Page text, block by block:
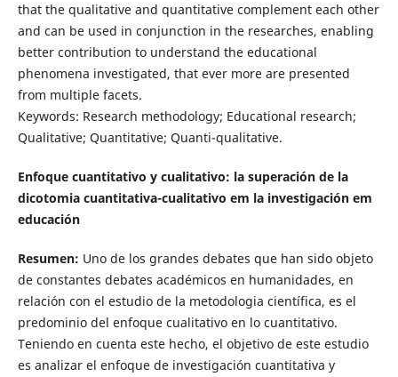
that the qualitative and quantitative complement each other
and can be used in conjunction in the researches, enabling
better contribution to understand the educational
phenomena investigated, that ever more are presented
from multiple facets.
Keywords: Research methodology; Educational research;
Qualitative; Quantitative; Quanti-qualitative.
Enfoque cuantitativo y cualitativo: la superación de la
dicotomia cuantitativa-cualitativo em la investigación em
educación
Resumen: Uno de los grandes debates que han sido objeto
de constantes debates académicos en humanidades, en
relación con el estudio de la metodologia científica, es el
predominio del enfoque cualitativo en lo cuantitativo.
Teniendo en cuenta este hecho, el objetivo de este estudio
es analizar el enfoque de investigación cuantitativa y